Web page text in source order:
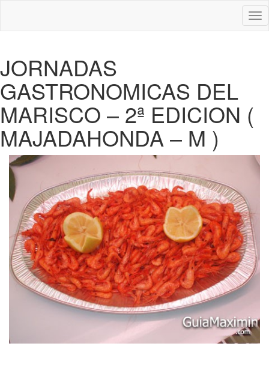
JORNADAS
GASTRONOMICAS DEL
MARISCO – 2ª EDICION (
MAJADAHONDA – M )